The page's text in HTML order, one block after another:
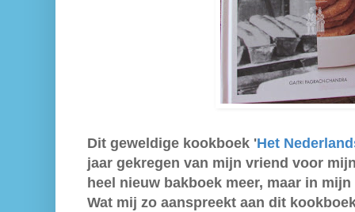
Dit geweldige kookboek 'Het
jaar gekregen van mijn vriend voor
heel nieuw bakboek meer, maar in
Wat mij zo aanspreekt aan dit